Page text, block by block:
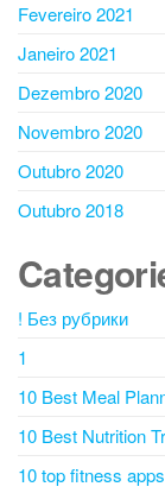
Fevereiro 2021
Janeiro 2021
Dezembro 2020
Novembro 2020
Outubro 2020
Outubro 2018
! Без рубрики
1
10 Best Meal
10 Best Nutrition
10 top fitness